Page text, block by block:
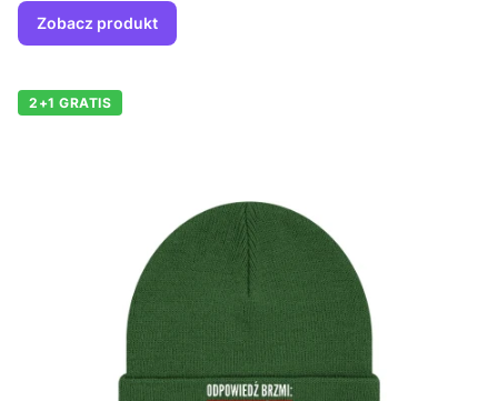
Zobacz produkt
2+1 GRATIS